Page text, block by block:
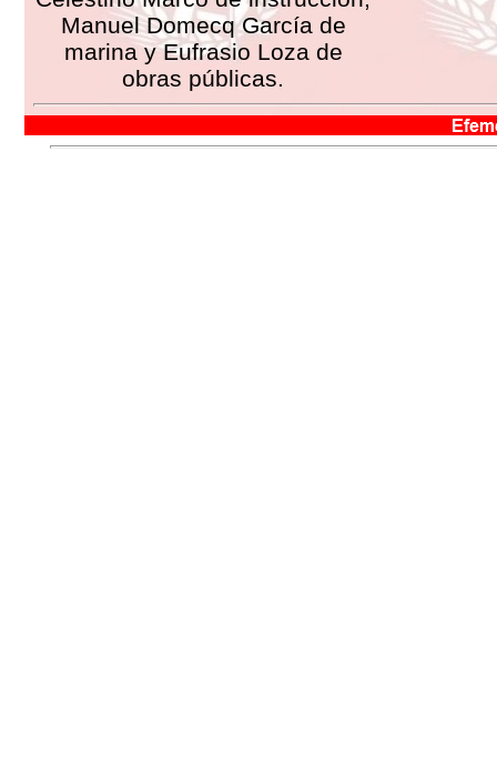
Manuel Domecq García de
marina y Eufrasio Loza de
obras públicas.